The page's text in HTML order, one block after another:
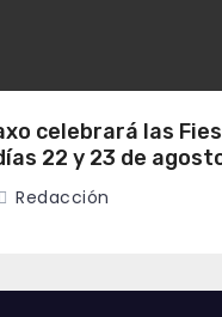
celebrará las
22 y 23 de
Redacción